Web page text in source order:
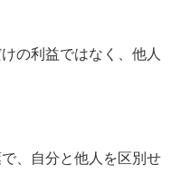
の利益ではなく、他人
、自分と他人を区別せ